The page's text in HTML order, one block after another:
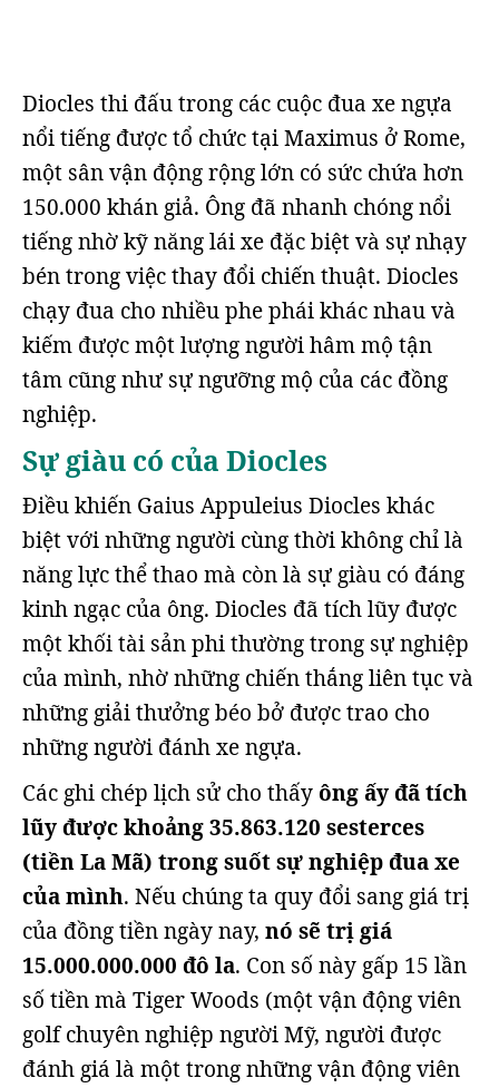
Diocles thi đấu trong các cuộc đua xe ngựa
nổi tiếng được tổ chức tại Maximus ở Rome,
một sân vận động rộng lớn có sức chứa hơn
150.000 khán giả. Ông đã nhanh chóng nổi
tiếng nhờ kỹ năng lái xe đặc biệt và sự nhạy
bén trong việc thay đổi chiến thuật. Diocles
chạy đua cho nhiều phe phái khác nhau và
kiếm được một lượng người hâm mộ tận
tâm cũng như sự ngưỡng mộ của các đồng
nghiệp.
Sự giàu có của Diocles
Điều khiến Gaius Appuleius Diocles khác
biệt với những người cùng thời không chỉ là
năng lực thể thao mà còn là sự giàu có đáng
kinh ngạc của ông. Diocles đã tích lũy được
một khối tài sản phi thường trong sự nghiệp
của mình, nhờ những chiến thắng liên tục và
những giải thưởng béo bở được trao cho
những người đánh xe ngựa.
Các ghi chép lịch sử cho thấyông ấy đã tích
lũy được khoảng 35.863.120 sesterces
(tiền La Mã) trong suốt sự nghiệp đua xe
của mình. Nếu chúng ta quy đổi sang giá trị
của đồng tiền ngày nay, nó sẽ trị giá
15.000.000.000 đô la. Con số này gấp 15 lần
số tiền mà Tiger Woods (một vận động viên
golf chuyên nghiệp người Mỹ, người được
đánh giá là một trong những vận động viên